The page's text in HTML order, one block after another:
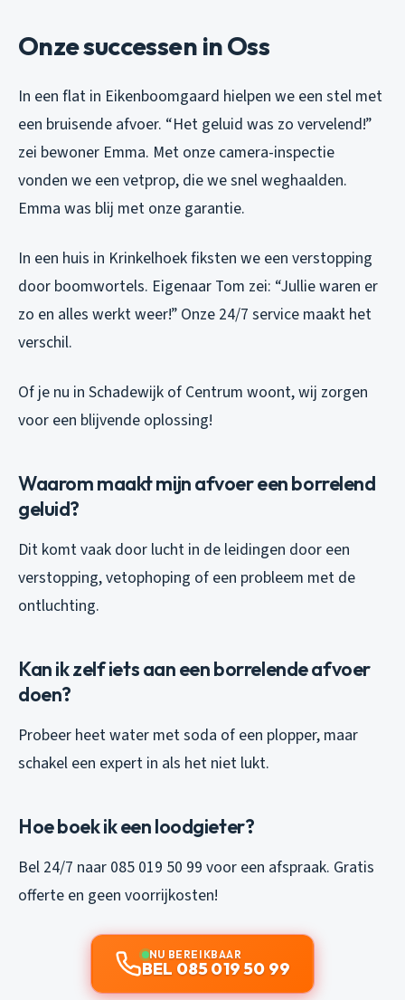
Onze successen in Oss
In een flat in Eikenboomgaard hielpen we een stel met
een bruisende afvoer. “Het geluid was zo vervelend!”
zei bewoner Emma. Met onze camera-inspectie
vonden we een vetprop, die we snel weghaalden.
Emma was blij met onze garantie.
In een huis in Krinkelhoek fiksten we een verstopping
door boomwortels. Eigenaar Tom zei: “Jullie waren er
zo en alles werkt weer!” Onze 24/7 service maakt het
verschil.
Of je nu in Schadewijk of Centrum woont, wij zorgen
voor een blijvende oplossing!
Waarom maakt mijn afvoer een borrelend
geluid?
Dit komt vaak door lucht in de leidingen door een
verstopping, vetophoping of een probleem met de
ontluchting.
Kan ik zelf iets aan een borrelende afvoer
doen?
Probeer heet water met soda of een plopper, maar
schakel een expert in als het niet lukt.
Hoe boek ik een loodgieter?
Bel 24/7 naar 085 019 50 99 voor een afspraak. Gratis
offerte en geen voorrijkosten!
NU BEREIKBAAR
BEL 085 019 50 99